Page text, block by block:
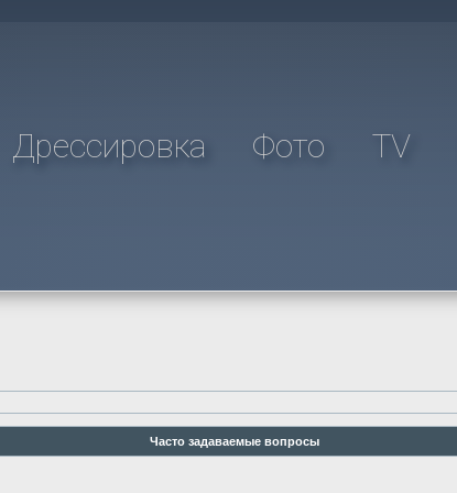
Дрессировка Фото TV
Часто задаваемые вопросы